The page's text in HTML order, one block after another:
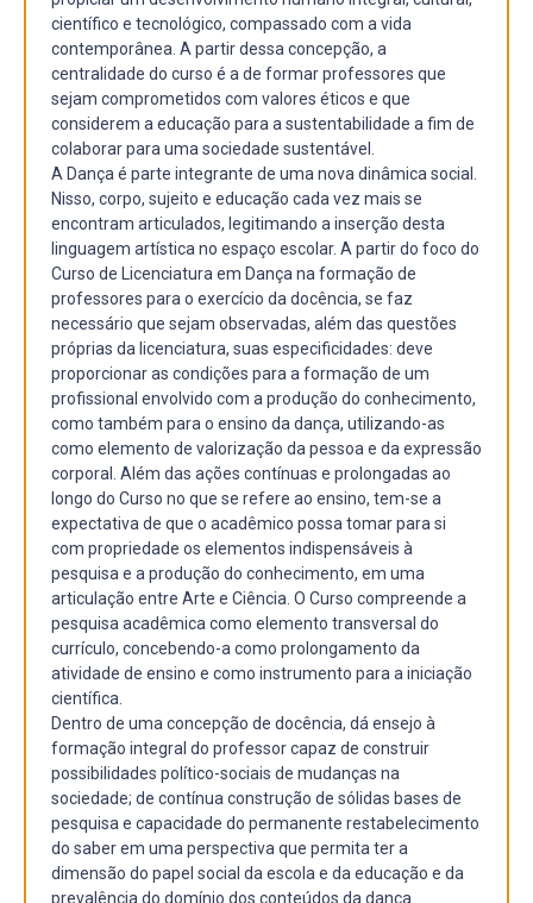
científico e tecnológico, compassado com a vida
contemporânea. A partir dessa concepção, a
centralidade do curso é a de formar professores que
sejam comprometidos com valores éticos e que
considerem a educação para a sustentabilidade a fim de
colaborar para uma sociedade sustentável.
A Dança é parte integrante de uma nova dinâmica social.
Nisso, corpo, sujeito e educação cada vez mais se
encontram articulados, legitimando a inserção desta
linguagem artística no espaço escolar. A partir do foco do
Curso de Licenciatura em Dança na formação de
professores para o exercício da docência, se faz
necessário que sejam observadas, além das questões
próprias da licenciatura, suas especificidades: deve
proporcionar as condições para a formação de um
profissional envolvido com a produção do conhecimento,
como também para o ensino da dança, utilizando-as
como elemento de valorização da pessoa e da expressão
corporal. Além das ações contínuas e prolongadas ao
longo do Curso no que se refere ao ensino, tem-se a
expectativa de que o acadêmico possa tomar para si
com propriedade os elementos indispensáveis à
pesquisa e a produção do conhecimento, em uma
articulação entre Arte e Ciência. O Curso compreende a
pesquisa acadêmica como elemento transversal do
currículo, concebendo-a como prolongamento da
atividade de ensino e como instrumento para a iniciação
científica.
Dentro de uma concepção de docência, dá ensejo à
formação integral do professor capaz de construir
possibilidades político-sociais de mudanças na
sociedade; de contínua construção de sólidas bases de
pesquisa e capacidade do permanente restabelecimento
do saber em uma perspectiva que permita ter a
dimensão do papel social da escola e da educação e da
prevalência do domínio dos conteúdos da dança